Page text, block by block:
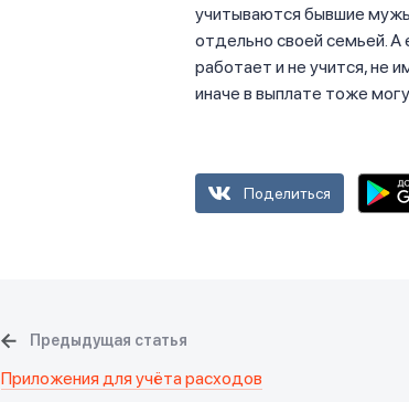
учитываются бывшие
отдельно своей семьей. А
работает и не учится, не
иначе в выплате тоже
Поделиться
Предыдущая статья
Приложения для учёта расходов